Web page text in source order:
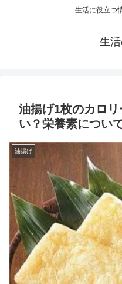
生活に役立つ
生
油揚げ1枚のカロ
い？栄養素につい
油揚げ